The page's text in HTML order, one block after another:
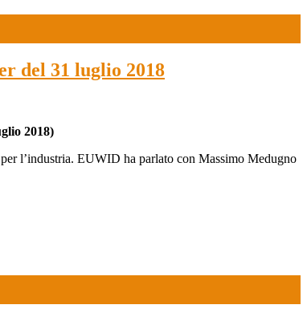
del 31 luglio 2018
2018)
l’industria. EUWID ha parlato con Massimo Medugno